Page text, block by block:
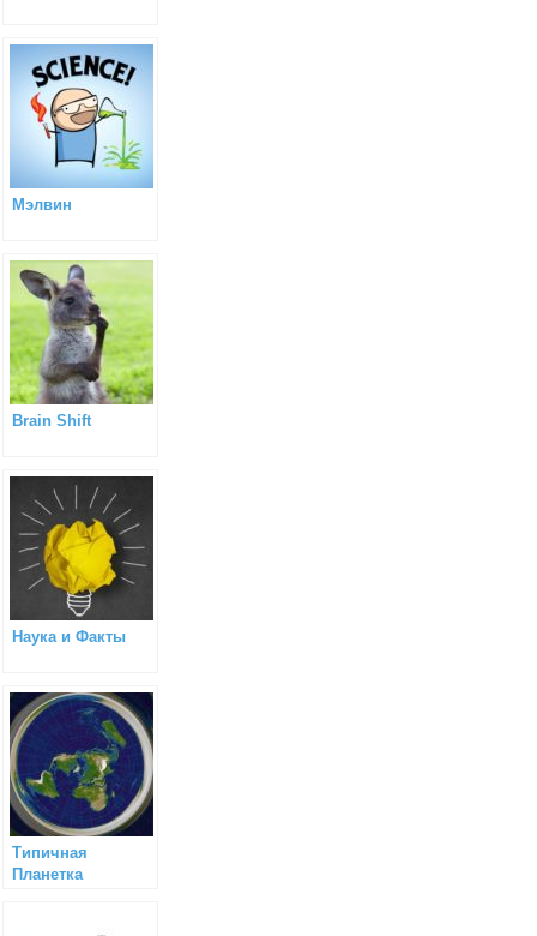
Мэлвин
Brain Shift
Наука и Факты
Типичная
Планетка